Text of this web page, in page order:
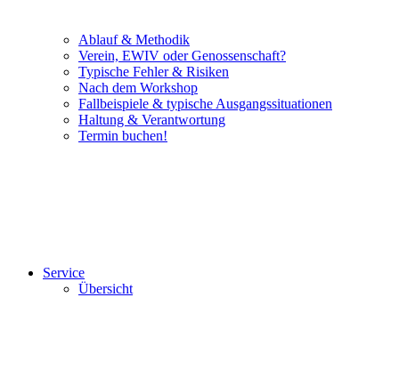
Ablauf & Methodik
Verein, EWIV oder Genossenschaft?
Typische Fehler & Risiken
Nach dem Workshop
Fallbeispiele & typische Ausgangssituationen
Haltung & Verantwortung
Termin buchen!
Service
Übersicht